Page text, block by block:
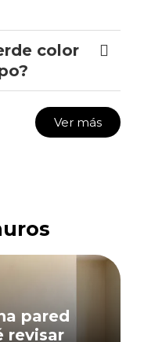
color
Ver más
pared
revisar